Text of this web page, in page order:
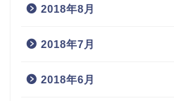
2018年8月
2018年7月
2018年6月